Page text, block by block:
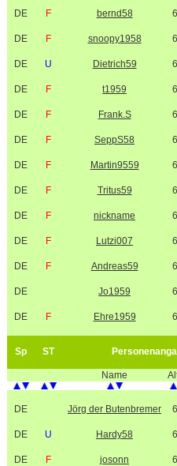
DE F bernd58
DE F snoopy1958
DE U Dietrich59
DE F t1959
DE F Frank.S
DE F SeppS58
DE F Martin9559
DE F Tritus59
DE F nickname
DE F Lutzi007
DE F Andreas59
DE Jo1959
DE F Ehre1959
Sp ST
Name
DE Jörg der Butenbremer
DE U Hardy58
DE F josonn